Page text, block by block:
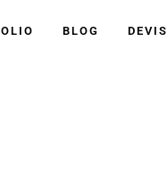
BLOG DEVIS